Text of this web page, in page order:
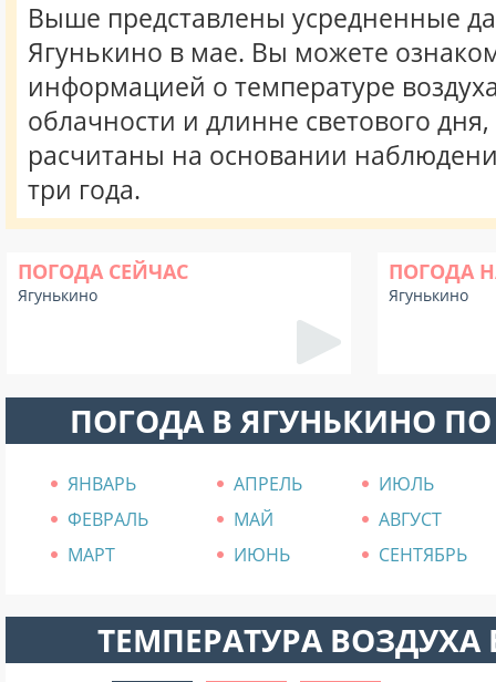
Выше представлены усредненные
Ягунькино в мае. Вы можете
информацией о температуре
облачности и длинне светового
расчитаны на основании
три года.
ПОГОДА СЕЙЧАС
Ягунькино
ПОГОДА
Ягунькино
ПОГОДА В ЯГУНЬКИНО
ЯНВАРЬ АПРЕЛЬ
ИЮЛЬ
ФЕВРАЛЬ
МАЙ
АВГУСТ
МАРТ
ИЮНЬ СЕНТЯБРЬ
ТЕМПЕРАТУРА ВОЗДУХА